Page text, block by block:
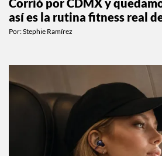
así es la rutina fitness real
Por:Stephie Ramírez